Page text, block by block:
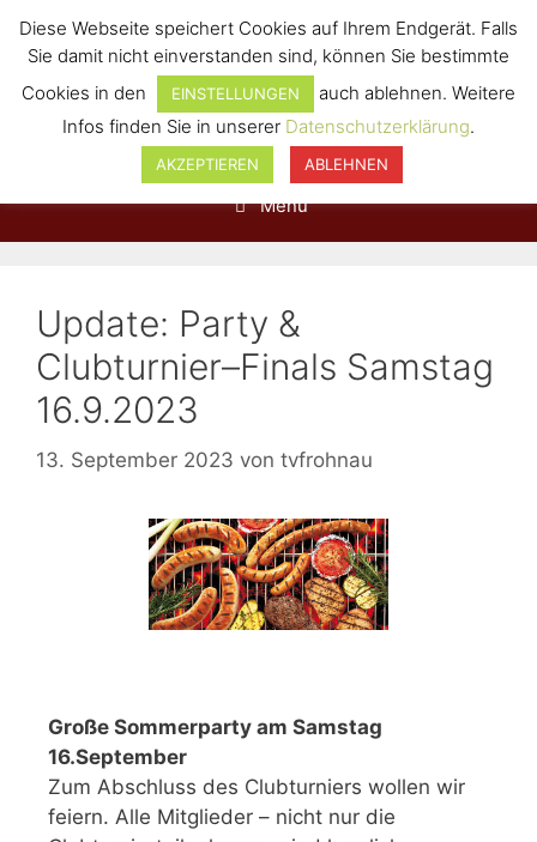
Menü
Update: Party &
Clubturnier–Finals Samstag
16.9.2023
13. September 2023 von tvfrohnau
Große Sommerparty am Samstag
16.September
Zum Abschluss des Clubturniers wollen wir
feiern. Alle Mitglieder – nicht nur die
Diese Webseite speichert Cookies auf Ihrem Endgerät. Falls
Sie damit nicht einverstanden sind, können Sie bestimmte
Cookies in den
EINSTELLUNGEN
auch ablehnen. Weitere
Infos finden Sie in unserer Datenschutzerklärung.
AKZEPTIEREN ABLEHNEN